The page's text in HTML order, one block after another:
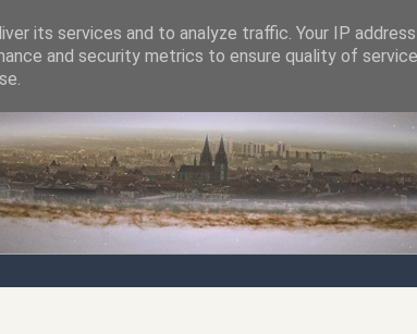
Notizen von der nördlichsten Stadt Italiens
its services and to analyze traffic. Your IP
and security metrics to ensure quality of